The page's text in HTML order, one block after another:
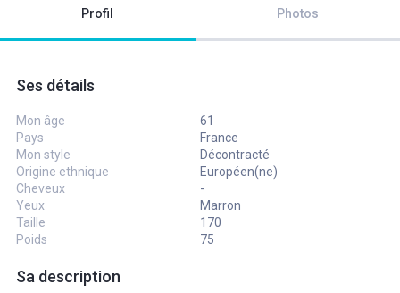
Profil Photos
Ses détails
Mon âge
61
Pays
France
Mon style
Décontracté
Origine ethnique
Européen(ne)
Cheveux
-
Yeux
Marron
Taille
170
Poids
75
Sa description